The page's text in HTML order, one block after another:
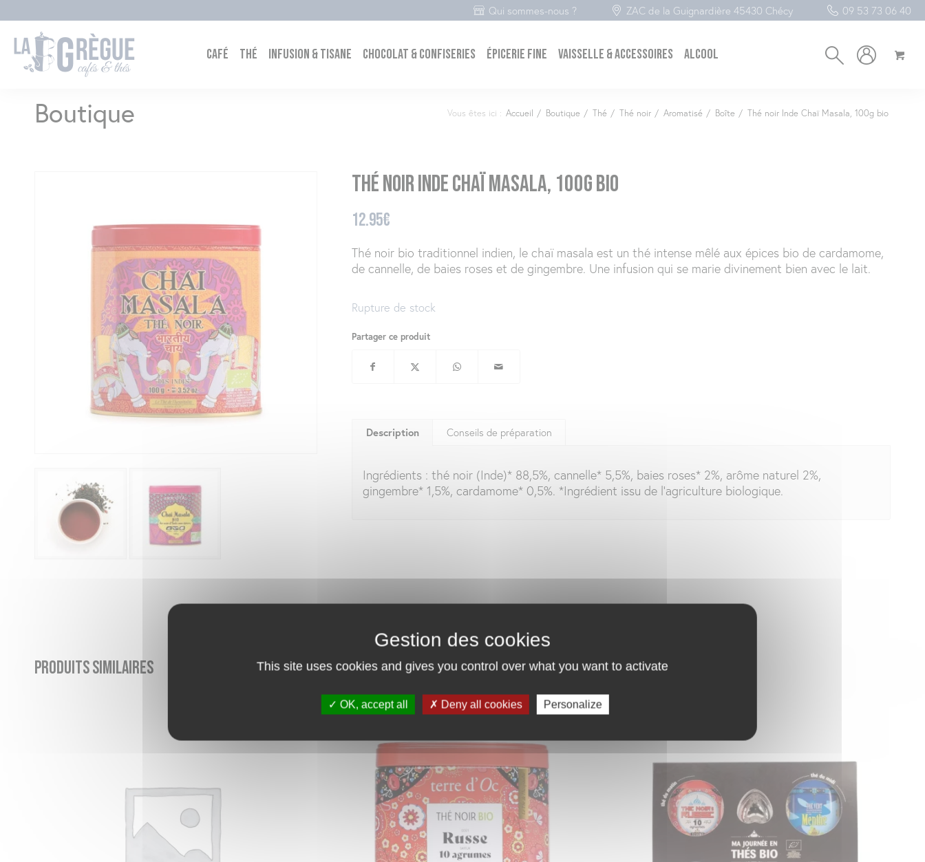
Qui sommes-nous ? ZAC de la Guignardière 45430 Chécy 09 53 73 06 40
Café Thé Infusion & tisane Chocolat & Confiseries Épicerie fine Vaisselle & accessoires Alcool
Boutique Vous êtes ici : Accueil / Boutique / Thé / Thé noir / Aromatisé / Boîte / Thé noir Inde Chaï Masala, 100g bio
Thé noir Inde Chaï Masala, 100g bio
12.95€
Thé noir bio traditionnel indien, le chaï masala est un thé intense mêlé aux épices bio de cardamome,
de cannelle, de baies roses et de gingembre. Une infusion qui se marie divinement bien avec le lait.
Rupture de stock
Partager ce produit
Description Conseils de préparation
Ingrédients : thé noir (Inde)* 88,5%, cannelle* 5,5%, baies roses* 2%, arôme naturel 2%,
gingembre* 1,5%, cardamome* 0,5%. *Ingrédient issu de l’agriculture biologique.
Produits similaires This site uses cookies and gives you control over what you want to activate
OK, accept all Deny all cookies Personalize